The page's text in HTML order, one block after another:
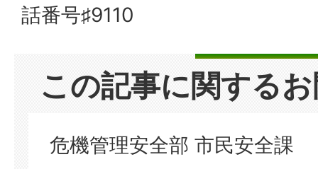
話番号♯9110
この記事に関する
危機管理安全部 市民安全課